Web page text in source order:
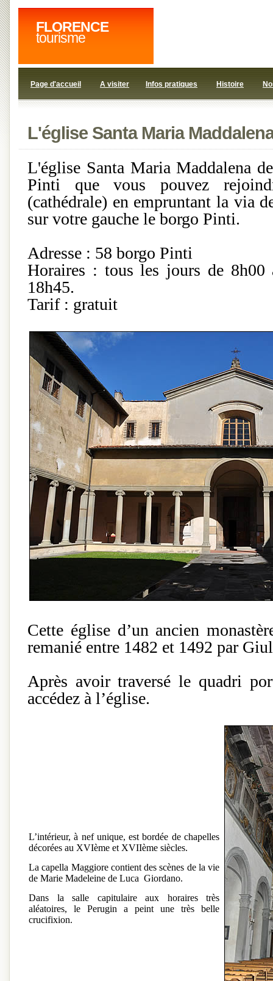
FLORENCE
tourisme
Page d'accueil A visiter Infos pratiques Histoire
L'église Santa Maria
L'église Santa Maria Maddalena
Pinti que vous pouvez
(cathédrale) en empruntant la via
sur votre gauche le borgo Pinti.
Adresse : 58 borgo Pinti
Horaires : tous les jours de 8h00
18h45.
Tarif : gratuit
Cette église d’un ancien
remanié entre 1482 et 1492 par
Après avoir traversé le quadri
accédez à l’église.
L’intérieur, à nef unique, est bordée de chapelles
décorées au XVIème et XVIIème siècles.
La capella Maggiore contient des scènes de la vie
de Marie Madeleine de Luca Giordano.
Dans la salle capitulaire aux horaires très
aléatoires, le Perugin a peint une très belle
crucifixion.